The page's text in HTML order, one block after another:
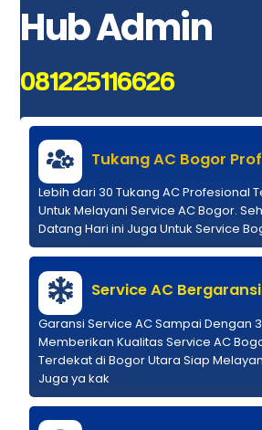
Hub Admin
081225116626
Tukang AC Bogor
Lebih dari 30 Tukang AC Profesional
Untuk Melayani Service AC Bogor.
Datang Hari ini Juga Untuk Service
Service AC
Garansi Service AC Sampai Dengan
Memberikan Kualitas Service AC
Terdekat di Bogor Utara Siap
Juga ya kak